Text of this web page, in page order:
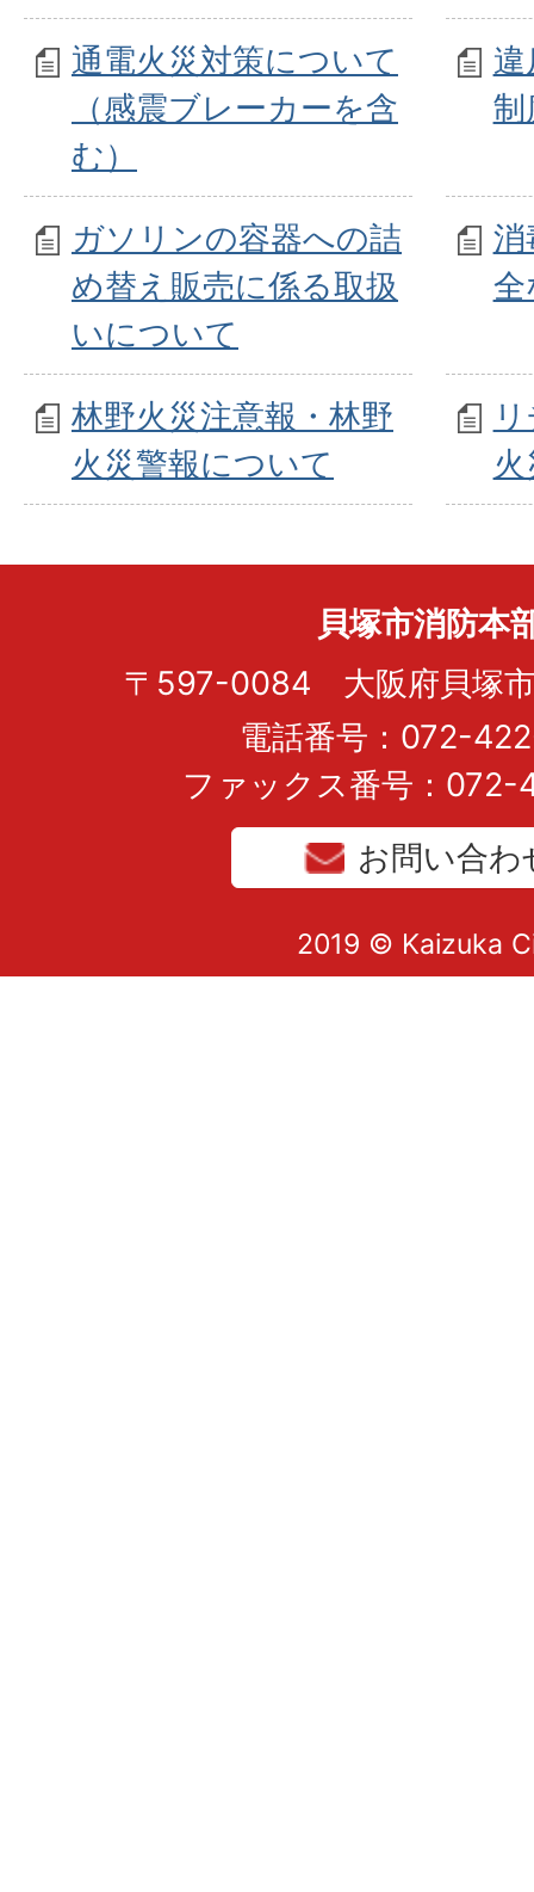
通電火災対策について
（感震ブレーカーを含
む）
制
ガソリンの容器への詰
め替え販売に係る取扱
いについて
消
全
林野火災注意報・林野
火災警報について
貝塚市消防本
〒597-0084 大阪府貝塚市
電話番号：072-
ファックス番号：
お問い合わ
2019 © Kaizuka